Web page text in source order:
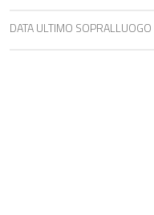
DATA ULTIMO SOPRALLUOGO